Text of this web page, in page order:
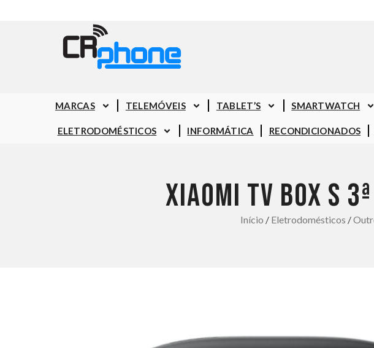
MARCAS TELEMÓVEIS TABLET’S SMARTWATCH
ELETRODOMÉSTICOS INFORMÁTICA RECONDICIONADOS
XIAOMI TV BOX S
Início / Eletrodomésticos /